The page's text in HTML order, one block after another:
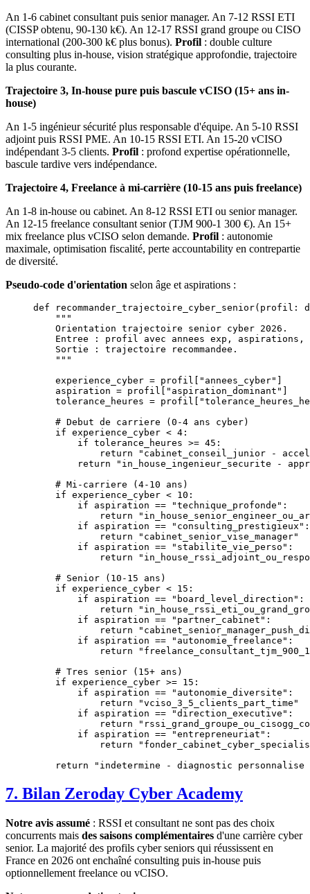
An 1-6 cabinet consultant puis senior manager. An 7-12 RSSI ETI
(CISSP obtenu, 90-130 k€). An 12-17 RSSI grand groupe ou CISO
international (200-300 k€ plus bonus). Profil : double culture
consulting plus in-house, vision stratégique approfondie, trajectoire
la plus courante.
Trajectoire 3, In-house pure puis bascule vCISO (15+ ans in-
house)
An 1-5 ingénieur sécurité plus responsable d'équipe. An 5-10 RSSI
adjoint puis RSSI PME. An 10-15 RSSI ETI. An 15-20 vCISO
indépendant 3-5 clients. Profil : profond expertise opérationnelle,
bascule tardive vers indépendance.
Trajectoire 4, Freelance à mi-carrière (10-15 ans puis freelance)
An 1-8 in-house ou cabinet. An 8-12 RSSI ETI ou senior manager.
An 12-15 freelance consultant senior (TJM 900-1 300 €). An 15+
mix freelance plus vCISO selon demande. Profil : autonomie
maximale, optimisation fiscalité, perte accountability en contrepartie
de diversité.
Pseudo-code d'orientation selon âge et aspirations :
def recommander_trajectoire_cyber_senior(profil:
    """
    Orientation trajectoire senior cyber 2026.
Entree : profil avec annees exp, aspirations,
    Sortie : trajectoire recommandee.
    """
    experience_cyber
= profil[ "annees_cyber"
    aspiration
= profil[ "aspiration_dominant"
    tolerance_heures
= profil[
    # Debut de carriere (0-4 ans cyber)
    if
experience_cyber < 4 :
        if
tolerance_heures >= 45 :
            return
"cabinet_conseil_junior -
        return
"in_house_ingenieur_securite -
    # Mi-carriere (4-10 ans)
    if
experience_cyber < 10 :
        if
aspiration == "technique_profonde" :
            return
        if
aspiration == "consulting_prestigieux" :
            return
"cabinet_senior_vise_manager"
        if
aspiration == "stabilite_vie_perso" :
            return
    # Senior (10-15 ans)
    if
experience_cyber < 15 :
        if
aspiration == "board_level_direction" :
            return
        if
aspiration == "partner_cabinet" :
            return
        if
aspiration == "autonomie_freelance" :
            return
    # Tres senior (15+ ans)
    if
experience_cyber >= 15 :
        if
aspiration == "autonomie_diversite" :
            return
"vciso_3_5_clients_part_time"
        if
aspiration == "direction_executive" :
            return
        if
aspiration == "entrepreneuriat" :
            return
    return
"indetermine - diagnostic personnalise
7. Bilan Zeroday Cyber Academy
Notre avis assumé : RSSI et consultant ne sont pas des choix
concurrents mais des saisons complémentaires d'une carrière cyber
senior. La majorité des profils cyber seniors qui réussissent en
France en 2026 ont enchaîné consulting puis in-house puis
optionnellement freelance ou vCISO.